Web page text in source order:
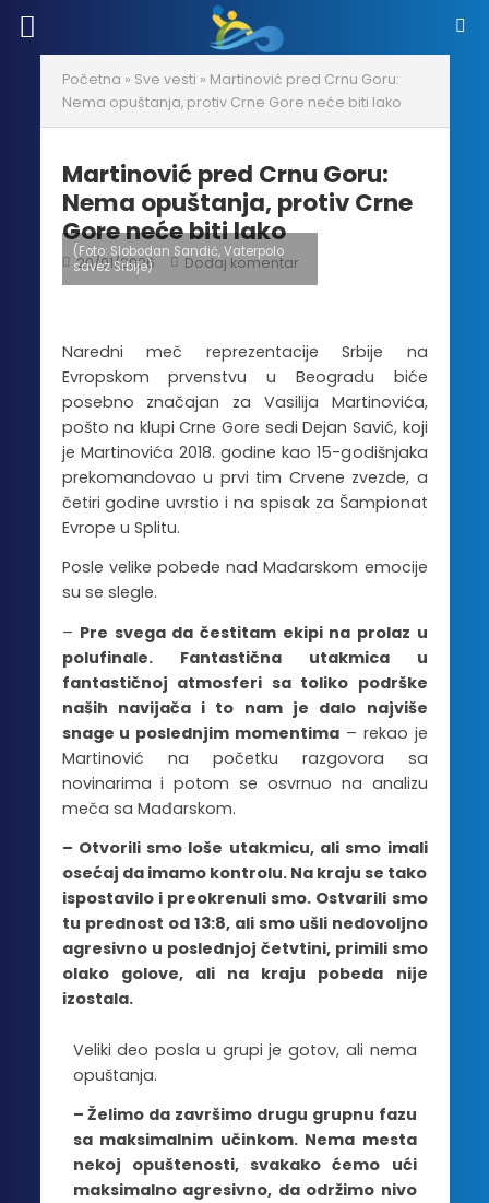
Početna » Sve vesti » Martinović pred Crnu Goru:
Nema opuštanja, protiv Crne Gore neće biti lako
Martinović pred Crnu Goru:
Nema opuštanja, protiv Crne
Gore neće biti lako
20/01/2026 Dodaj komentar
(Foto: Slobodan Sandić, Vaterpolo
savez Srbije)
Naredni meč reprezentacije Srbije na
Evropskom prvenstvu u Beogradu biće
posebno značajan za Vasilija Martinovića,
pošto na klupi Crne Gore sedi Dejan Savić, koji
je Martinovića 2018. godine kao 15-godišnjaka
prekomandovao u prvi tim Crvene zvezde, a
četiri godine uvrstio i na spisak za Šampionat
Evrope u Splitu.
Posle velike pobede nad Mađarskom emocije
su se slegle.
– Pre svega da čestitam ekipi na prolaz u
polufinale. Fantastična utakmica u
fantastičnoj atmosferi sa toliko podrške
naših navijača i to nam je dalo najviše
snage u poslednjim momentima – rekao je
Martinović na početku razgovora sa
novinarima i potom se osvrnuo na analizu
meča sa Mađarskom.
– Otvorili smo loše utakmicu, ali smo imali
osećaj da imamo kontrolu. Na kraju se tako
ispostavilo i preokrenuli smo. Ostvarili smo
tu prednost od 13:8, ali smo ušli nedovoljno
agresivno u poslednjoj četvtini, primili smo
olako golove, ali na kraju pobeda nije
izostala.
Veliki deo posla u grupi je gotov, ali nema
opuštanja.
– Želimo da završimo drugu grupnu fazu
sa maksimalnim učinkom. Nema mesta
nekoj opuštenosti, svakako ćemo ući
maksimalno agresivno, da održimo nivo